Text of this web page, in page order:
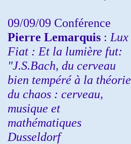
09/09/09 Conférence
Pierre Lemarquis : Lux
Fiat : Et la lumière fut:
"J.S.Bach, du cerveau
bien tempéré à la théorie
du chaos : cerveau,
musique et
mathématiques
Dusseldorf